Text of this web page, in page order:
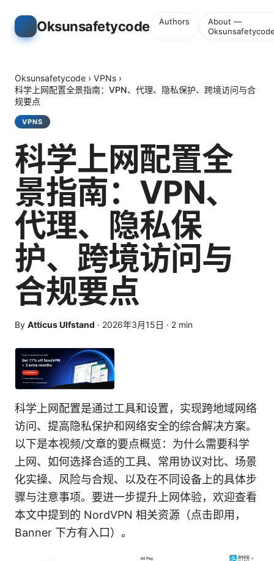
Oksunsafetycode Authors
About —
Oksunsafetycode › VPNs ›
科学上网配置全景指南：VPN、代理、隐私保护、跨境访问与合
规要点
VPNS
科学上网配置全
景指南：VPN、
代理、隐私保
护、跨境访问与
合规要点
By Atticus Ulfstand · 2026年3月15日 · 2 min
科学上网配置是通过工具和设置，实现跨地域网络
访问、提高隐私保护和网络安全的综合解决方案。
以下是本视频/文章的要点概览：为什么需要科学
上网、如何选择合适的工具、常用协议对比、场景
化实操、风险与合规、以及在不同设备上的具体步
骤与注意事项。要进一步提升上网体验，欢迎查看
本文中提到的 NordVPN 相关资源（点击即用，
Banner 下方有入口）。